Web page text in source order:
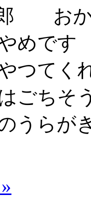
おから
めで
つて
ごちそ
うらが